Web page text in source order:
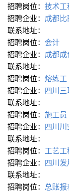
招聘岗位： 技术工
招聘企业： 成都
联系地址：
招聘岗位： 会计
招聘企业： 成都
联系地址：
招聘岗位： 熔练工
招聘企业： 四川
联系地址：
招聘岗位： 施工员
招聘企业： 四川
联系地址：
招聘岗位： 工艺
招聘企业： 四川
联系地址：
招聘岗位： 总账